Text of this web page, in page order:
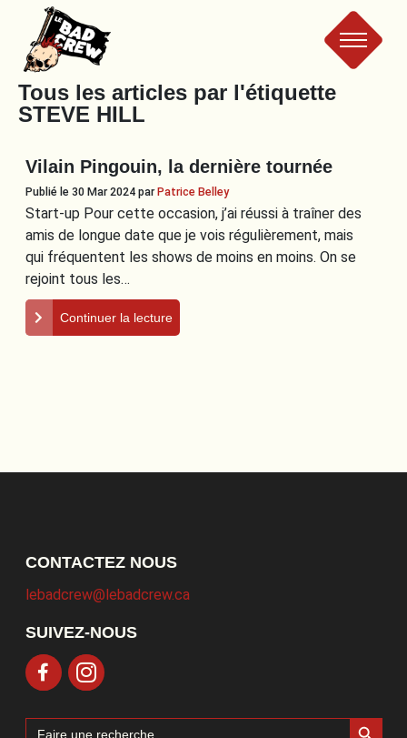
Le
Bad
Crew
Tous les articles par l'étiquette
STEVE HILL
Vilain Pingouin, la dernière tournée
Publié le 30 Mar 2024 parPatrice Belley
Start-up Pour cette occasion, j’ai réussi à traîner des
amis de longue date que je vois régulièrement, mais
qui fréquentent les shows de moins en moins. On se
rejoint tous les…
Continuer la lecture
CONTACTEZ NOUS
lebadcrew@lebadcrew.ca
SUIVEZ-NOUS
Search
Search Button